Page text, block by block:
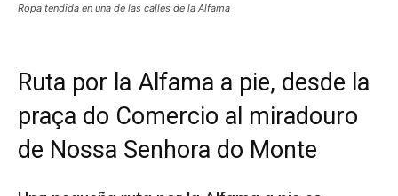
Ropa tendida en una de las calles de la Alfama
Ruta por la Alfama a pie, desde la
praça do Comercio al miradouro
de Nossa Senhora do Monte